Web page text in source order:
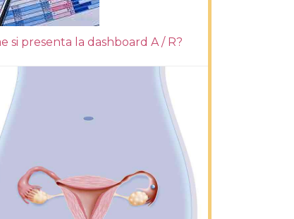
si presenta la dashboard A / R?